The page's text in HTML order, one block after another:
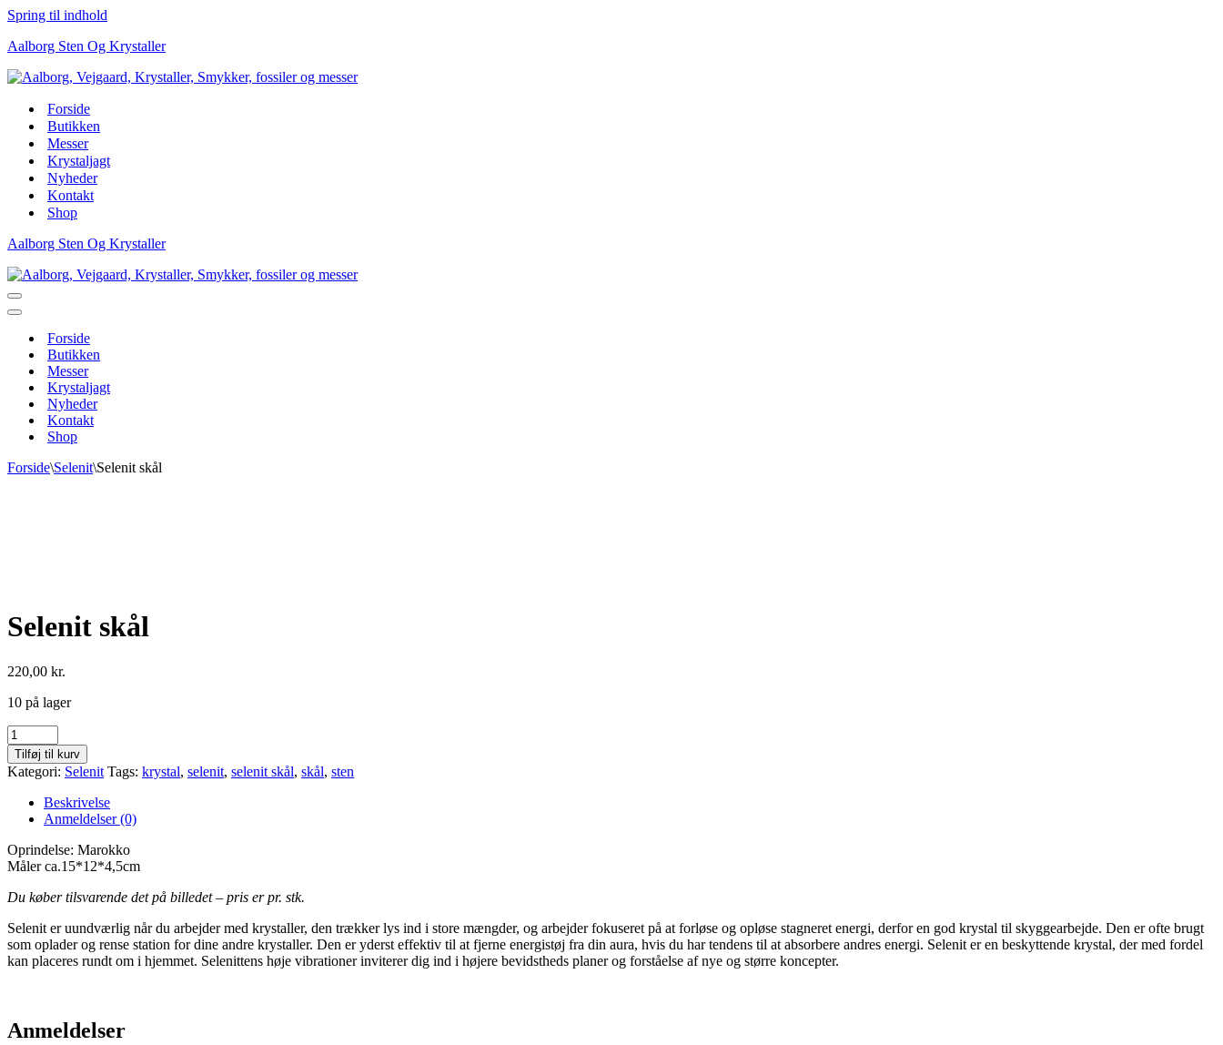
Spring til indhold
Aalborg Sten Og Krystaller
Forside
Butikken
Messer
Krystaljagt
Nyheder
Kontakt
Shop
Aalborg Sten Og Krystaller
Navigation
menu
Navigation
Forside
Butikken
Messer
Krystaljagt
Nyheder
Kontakt
Shop
Forside\Selenit\Selenit skål
Selenit skål
220,00 kr.
10 på lager
Selenit
skål
antal
Tilføj til kurv
Kategori: Selenit Tags: krystal, selenit, selenit skål, skål, sten
Beskrivelse
Anmeldelser (0)
Oprindelse: Marokko
Måler ca.15*12*4,5cm
Du køber tilsvarende det på billedet – pris er pr. stk.
Selenit er uundværlig når du arbejder med krystaller, den trækker lys ind i store mængder, og arbejder fokuseret på at forløse og opløse stagneret energi, derfor en god krystal til skyggearbejde. Den er ofte brugt
som oplader og rense station for dine andre krystaller. Den er yderst effektiv til at fjerne energistøj fra din aura, hvis du har tendens til at absorbere andres energi. Selenit er en beskyttende krystal, der med fordel
kan placeres rundt om i hjemmet. Selenittens høje vibrationer inviterer dig ind i højere bevidstheds planer og forståelse af nye og større koncepter.
Anmeldelser